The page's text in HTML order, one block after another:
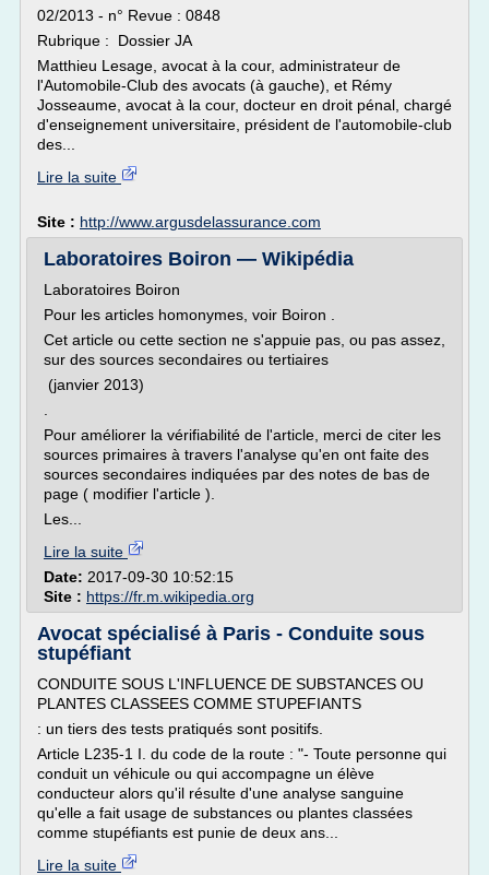
02/2013 - n° Revue : 0848
Rubrique : Dossier JA
Matthieu Lesage, avocat à la cour, administrateur de
l'Automobile-Club des avocats (à gauche), et Rémy
Josseaume, avocat à la cour, docteur en droit pénal, chargé
d'enseignement universitaire, président de l'automobile-club
des...
Lire la suite
Site : http://www.argusdelassurance.com
Laboratoires Boiron — Wikipédia
Laboratoires Boiron
Pour les articles homonymes, voir Boiron .
Cet article ou cette section ne s'appuie pas, ou pas assez,
sur des sources secondaires ou tertiaires
(janvier 2013)
Pour améliorer la vérifiabilité de l'article, merci de citer les
sources primaires à travers l'analyse qu'en ont faite des
sources secondaires indiquées par des notes de bas de
page ( modifier l'article ).
Les...
Lire la suite
Date: 2017-09-30 10:52:15
Site : https://fr.m.wikipedia.org
Avocat spécialisé à Paris - Conduite sous
stupéfiant
CONDUITE SOUS L'INFLUENCE DE SUBSTANCES OU
PLANTES CLASSEES COMME STUPEFIANTS
: un tiers des tests pratiqués sont positifs.
Article L235-1 I. du code de la route : "- Toute personne qui
conduit un véhicule ou qui accompagne un élève
conducteur alors qu'il résulte d'une analyse sanguine
qu'elle a fait usage de substances ou plantes classées
comme stupéfiants est punie de deux ans...
Lire la suite